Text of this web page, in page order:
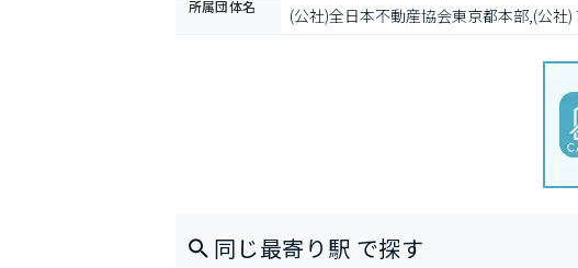
所属団体名 (公社)全日本不動産協会東京都本部,(公社
同じ最寄り駅 で探す